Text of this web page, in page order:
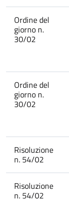
Ordine del
giorno n.
30/02
Ordine del
giorno n.
30/02
Risoluzione
n. 54/02
Risoluzione
n. 54/02